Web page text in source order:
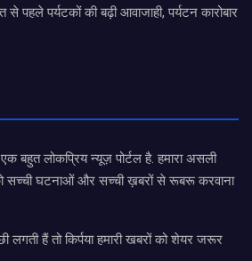
पहले पर्यटकों की बढ़ी आवाजाही, पर्यटन कारोबार
बहुत लोकप्रिय न्यूज़ पोर्टल है. हमारा असली
सच्ची घटनाओं और सच्ची ख़बरों से रूबरू करवाना
हैं तो किर्पया हमारी खबरों को शेयर जरूर